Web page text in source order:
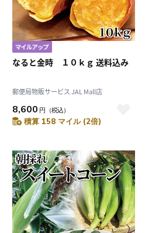
なると金時 １０ｋｇ 送料込み
郵便局物販サービス JAL Mall店
8,600 円 （税込）
積算 158 マイル (2倍)